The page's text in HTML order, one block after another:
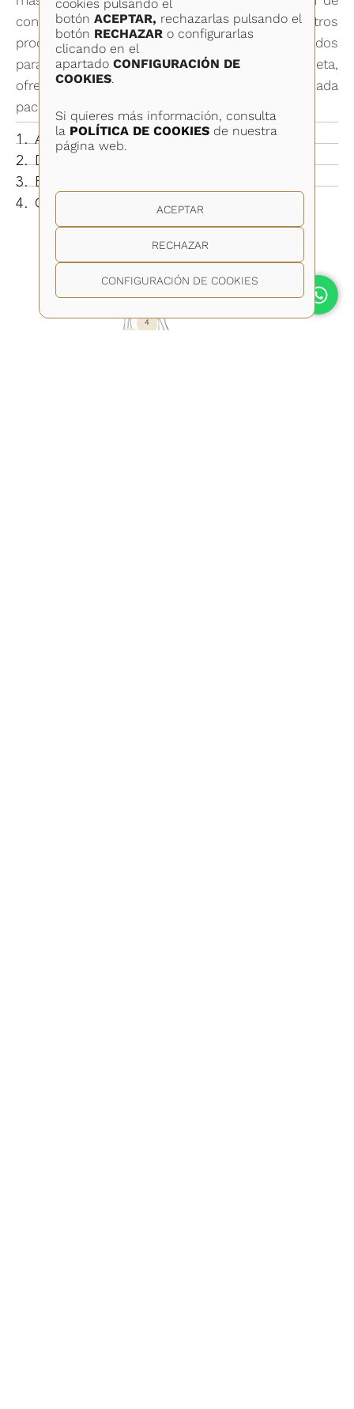
cookies pulsando el
botón ACEPTAR, rechazarlas pulsando el
botón RECHAZAR o configurarlas
clicando en el
apartado CONFIGURACIÓN DE
COOKIES.
Si quieres más información, consulta
la POLÍTICA DE COOKIES de nuestra
página web.
ACEPTAR
RECHAZAR
CONFIGURACIÓN DE COOKIES
W
h
a
4
confianza, bienestar y equilibrio. Nuestros
procedimientos de cirugía corporal están diseñados
para esculpir, redefinir y mejorar la silueta,
ofreciendo soluciones personalizadas para cada
paciente.
1. ABDOMINOPLASTIA
2. DERMOLIPECTOMIA
3. BODYTITE
4. CIRUGÍA ÍNTIMA